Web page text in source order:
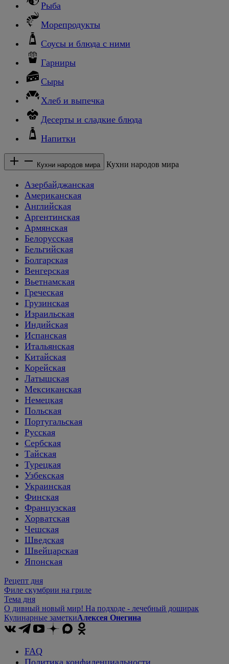
Рыба
Морепродукты
Соусы и блюда с ними
Гарниры
Сыры
Хлеб и выпечка
Десерты и сладкие блюда
Напитки
Кухни народов мира Кухни народов мира
Азербайджанская
Американская
Английская
Аргентинская
Армянская
Белорусская
Бельгийская
Болгарская
Венгерская
Вьетнамская
Греческая
Грузинская
Израильская
Индийская
Испанская
Итальянская
Китайская
Корейская
Латышская
Мексиканская
Немецкая
Польская
Португальская
Русская
Сербская
Тайская
Турецкая
Узбекская
Украинская
Финская
Французская
Хорватская
Чешская
Шведская
Швейцарская
Японская
Рецепт дня
Филе скумбрии на гриле
Тема дня
О дивный новый мир! На подходе - лечебный доширак
Кулинарные заметкиАлексея Онегина
FAQ